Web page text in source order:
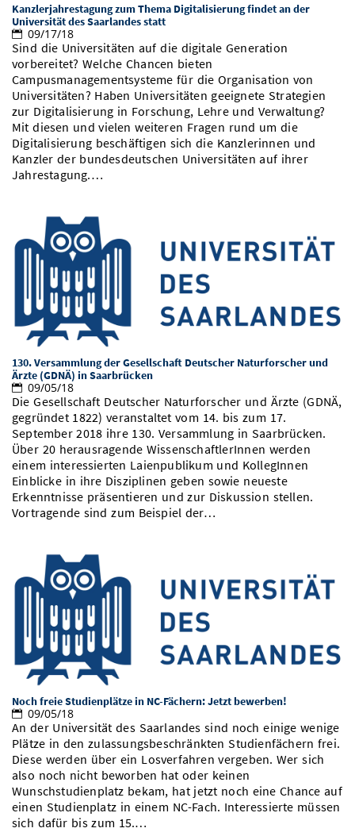
Kanzlerjahrestagung zum Thema Digitalisierung findet an der
Universität des Saarlandes statt
09/17/18
Sind die Universitäten auf die digitale Generation
vorbereitet? Welche Chancen bieten
Campusmanagementsysteme für die Organisation von
Universitäten? Haben Universitäten geeignete Strategien
zur Digitalisierung in Forschung, Lehre und Verwaltung?
Mit diesen und vielen weiteren Fragen rund um die
Digitalisierung beschäftigen sich die Kanzlerinnen und
Kanzler der bundesdeutschen Universitäten auf ihrer
Jahrestagung.…
130. Versammlung der Gesellschaft Deutscher Naturforscher und
Ärzte (GDNÄ) in Saarbrücken
09/05/18
Die Gesellschaft Deutscher Naturforscher und Ärzte (GDNÄ,
gegründet 1822) veranstaltet vom 14. bis zum 17.
September 2018 ihre 130. Versammlung in Saarbrücken.
Über 20 herausragende WissenschaftlerInnen werden
einem interessierten Laienpublikum und KollegInnen
Einblicke in ihre Disziplinen geben sowie neueste
Erkenntnisse präsentieren und zur Diskussion stellen.
Vortragende sind zum Beispiel der…
Noch freie Studienplätze in NC-Fächern: Jetzt bewerben!
09/05/18
An der Universität des Saarlandes sind noch einige wenige
Plätze in den zulassungsbeschränkten Studienfächern frei.
Diese werden über ein Losverfahren vergeben. Wer sich
also noch nicht beworben hat oder keinen
Wunschstudienplatz bekam, hat jetzt noch eine Chance auf
einen Studienplatz in einem NC-Fach. Interessierte müssen
sich dafür bis zum 15.…